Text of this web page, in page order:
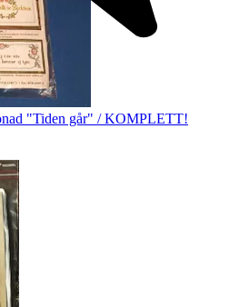
"Tiden går" / KOMPLETT!